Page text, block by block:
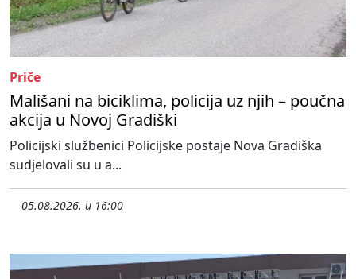
Priče
Mališani na biciklima, policija uz njih – poučna
akcija u Novoj Gradiški
Policijski službenici Policijske postaje Nova Gradiška
sudjelovali su u a...
05.08.2026. u 16:00